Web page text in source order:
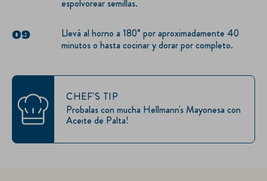
espolvorear semillas.
Llevá al horno a 180° por aproximadamente 40
minutos o hasta cocinar y dorar por completo.
CHEF'S TIP
Probalas con mucha Hellmann's Mayonesa con
Aceite de Palta!